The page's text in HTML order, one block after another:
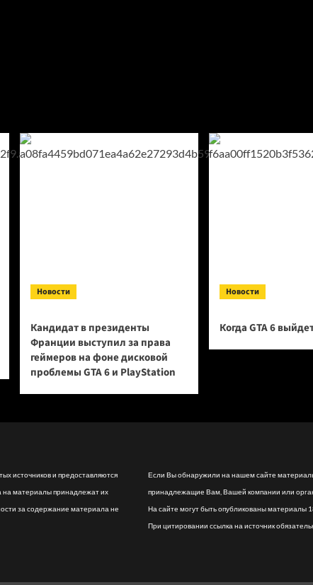
Новости
Кандидат в президенты
Франции выступил за права
геймеров на фоне дисковой
проблемы GTA 6 и PlayStation
Новости
Когда GTA 6
источников и предоставляются
на материалы принадлежат их
за содержание материала не
Если Вы обнаружили на нашем сайте
принадлежащие Вам, Вашей компании или
На сайте могут быть опубликованы материалы
При цитировании ссылка на источник